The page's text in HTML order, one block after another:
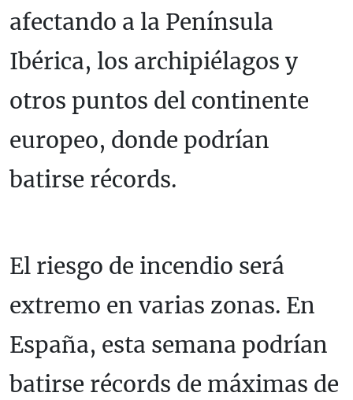
afectando a la Península
Ibérica, los archipiélagos y
otros puntos del continente
europeo, donde podrían
batirse récords.
El riesgo de incendio será
extremo en varias zonas. En
España, esta semana podrían
batirse récords de máximas de